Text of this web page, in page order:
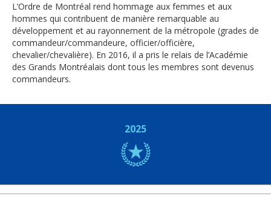
L’Ordre de Montréal rend hommage aux femmes et aux
hommes qui contribuent de manière remarquable au
développement et au rayonnement de la métropole (grades de
commandeur/commandeure, officier/officière,
chevalier/chevalière). En 2016, il a pris le relais de l’Académie
des Grands Montréalais dont tous les membres sont devenus
commandeurs.
2025